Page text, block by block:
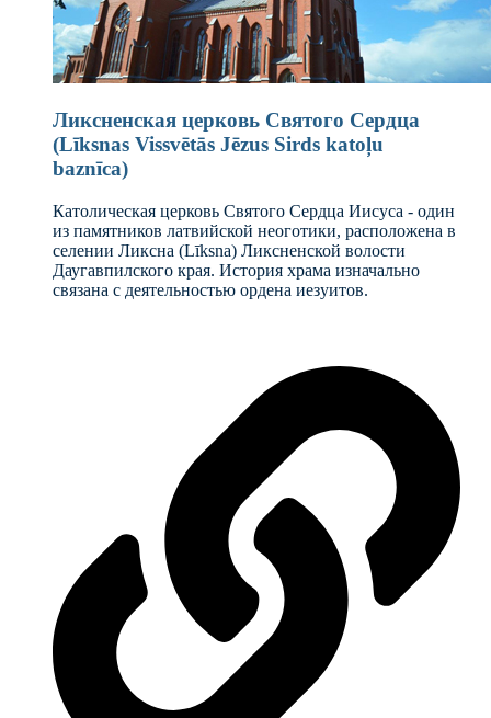
Ликсненская церковь Святого Сердца
(Līksnas Vissvētās Jēzus Sirds katoļu
baznīca)
Католическая церковь Святого Сердца Иисуса - один
из памятников латвийской неоготики, расположена в
селении Ликсна (Līksna) Ликсненской волости
Даугавпилского края. История храма изначально
связана с деятельностью ордена иезуитов.